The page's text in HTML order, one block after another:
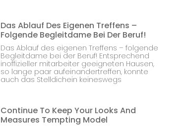
Das Ablauf Des Eigenen Treffens –
Folgende Begleitdame Bei Der Beruf!
Das Ablauf des eigenen Treffens – folgende
Begleitdame bei der Beruf! Entsprechend
inoffizieller mitarbeiter geeigneten Hausen,
so lange paar aufeinandertreffen, konnte
auch das Stelldichein keineswegs
Continue To Keep Your Looks And
Measures Tempting Model